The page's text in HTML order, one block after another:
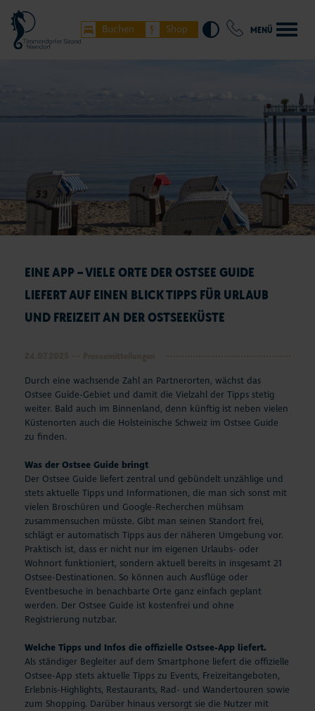
Buchen Shop MENÜ
EINE APP – VIELE ORTE DER OSTSEE GUIDE
LIEFERT AUF EINEN BLICK TIPPS FÜR URLAUB
UND FREIZEIT AN DER OSTSEEKÜSTE
Durch eine wachsende Zahl an Partnerorten, wächst das
Ostsee Guide-Gebiet und damit die Vielzahl der Tipps stetig
weiter. Bald auch im Binnenland, denn künftig ist neben vielen
Küstenorten auch die Holsteinische Schweiz im Ostsee Guide
zu finden.
Was der Ostsee Guide bringt
Der Ostsee Guide liefert zentral und gebündelt unzählige und
stets aktuelle Tipps und Informationen, die man sich sonst mit
vielen Broschüren und Google-Recherchen mühsam
zusammensuchen müsste. Gibt man seinen Standort frei,
schlägt er automatisch Tipps aus der näheren Umgebung vor.
Praktisch ist, dass er nicht nur im eigenen Urlaubs- oder
Wohnort funktioniert, sondern aktuell bereits in insgesamt 21
Ostsee-Destinationen. So können auch Ausflüge oder
Eventbesuche in benachbarte Orte ganz einfach geplant
werden. Der Ostsee Guide ist kostenfrei und ohne
Registrierung nutzbar.
Welche Tipps und Infos die offizielle Ostsee-App liefert.
Als ständiger Begleiter auf dem Smartphone liefert die offizielle
Ostsee-App stets aktuelle Tipps zu Events, Freizeitangeboten,
Erlebnis-Highlights, Restaurants, Rad- und Wandertouren sowie
zum Shopping. Darüber hinaus versorgt sie die Nutzer mit